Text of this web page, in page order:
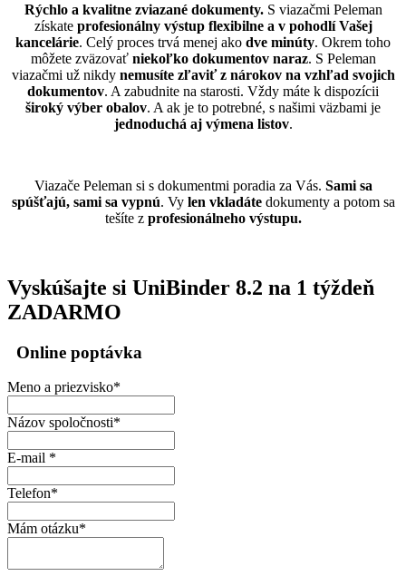
Rýchlo a kvalitne zviazané dokumenty. S viazačmi Peleman
získate profesionálny výstup flexibilne a v pohodlí Vašej
kancelárie. Celý proces trvá menej ako dve minúty. Okrem toho
môžete zväzovať niekoľko dokumentov naraz. S Peleman
viazačmi už nikdy nemusíte zľaviť z nárokov na vzhľad svojich
dokumentov. A zabudnite na starosti. Vždy máte k dispozícii
široký výber obalov. A ak je to potrebné, s našimi väzbami je
jednoduchá aj výmena listov.
Viazače Peleman si s dokumentmi poradia za Vás. Sami sa
spúšťajú, sami sa vypnú. Vy len vkladáte dokumenty a potom sa
tešíte z profesionálneho výstupu.
Vyskúšajte si UniBinder 8.2 na 1 týždeň
ZADARMO
Online poptávka
Meno a priezvisko*
Názov spoločnosti*
E-mail *
Telefon*
Mám otázku*